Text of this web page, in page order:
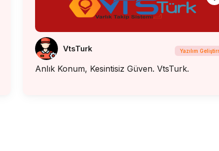
VtsTurk Yazılım
Anlık Konum, Kesintisiz Güven. VtsTurk.